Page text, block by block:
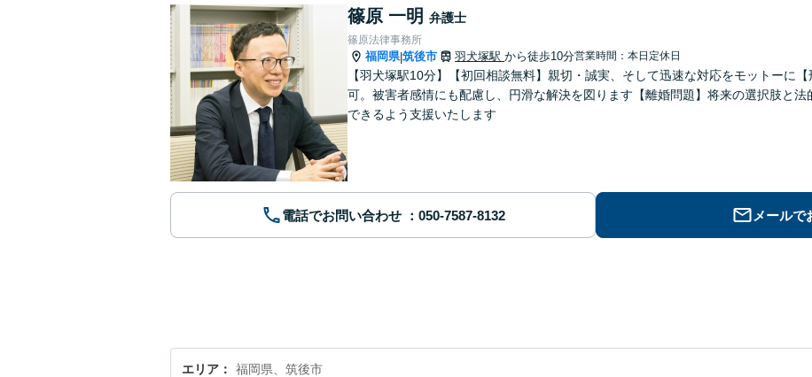
篠原 一明 弁護士
篠原法律事務所
福岡県|筑後市 羽犬塚駅 から徒歩10分営業時間：本日定休日
【羽犬塚駅10分】【初回相談無料】親切・誠実、そして迅速な対応をモットーに
可。被害者感情にも配慮し、円滑な解決を図ります【離婚問題】将来の選択肢と
できるよう支援いたします
電話でお問い合わせ メールで
エリア 福岡県、筑後市